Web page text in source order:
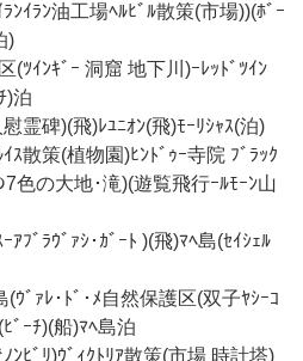
ﾝｲﾗﾝ油工場ﾍﾙﾋﾞﾙ散策(市場))(ﾎﾞｰ
)
ﾂｲﾝｷﾞｰ 洞窟 地下川)ｰﾚｯﾄﾞﾂｲﾝ
)泊
霊碑)(飛)ﾚﾕﾆｵﾝ(飛)ﾓｰﾘｼｬｽ(泊)
散策(植物園)ﾋﾝﾄﾞｩｰ寺院 ﾌﾞﾗｯｸ
色の大地･滝)(遊覧飛行ｰﾙﾓｰﾝ山
ﾌﾞﾗｳﾞｧｼ･ｶﾞｰﾄ )(飛)ﾏﾍ島(ｾｲｼｪﾙ
ｳﾞｧﾚ･ﾄﾞ･ﾒ自然保護区(双子ﾔｼｰｺ
ﾋﾞｰﾁ)(船)ﾏﾍ島泊
ﾝﾋﾞﾘ)ｳﾞｨｸﾄﾘｱ散策(市場 時計塔)